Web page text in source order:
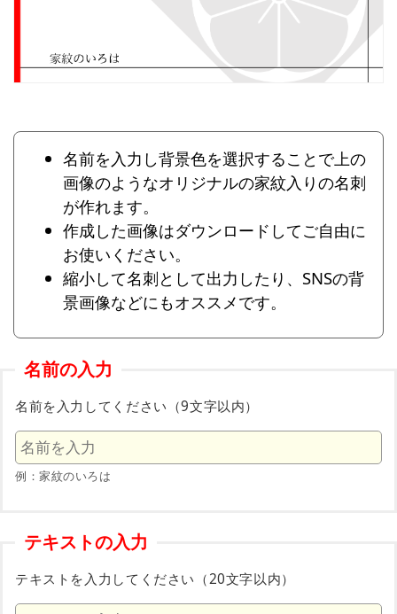
名前を入力し背景色を選択することで上の
画像のようなオリジナルの家紋入りの名刺
が作れます。
作成した画像はダウンロードしてご自由に
お使いください。
縮小して名刺として出力したり、SNSの背
景画像などにもオススメです。
名前の入力
名前を入力してください（9文字以内）
例：家紋のいろは
テキストの入力
テキストを入力してください（20文字以内）